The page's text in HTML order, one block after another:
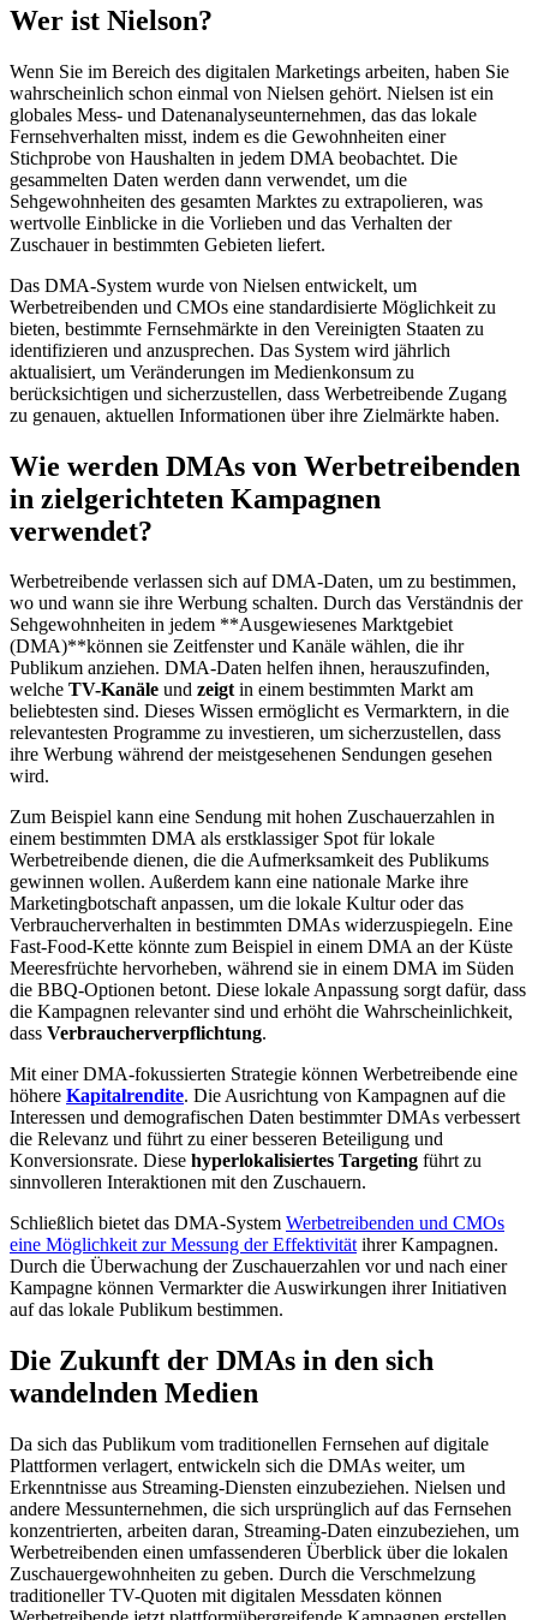
Wer ist Nielson?
Wenn Sie im Bereich des digitalen Marketings arbeiten, haben Sie
wahrscheinlich schon einmal von Nielsen gehört. Nielsen ist ein
globales Mess- und Datenanalyseunternehmen, das das lokale
Fernsehverhalten misst, indem es die Gewohnheiten einer
Stichprobe von Haushalten in jedem DMA beobachtet. Die
gesammelten Daten werden dann verwendet, um die
Sehgewohnheiten des gesamten Marktes zu extrapolieren, was
wertvolle Einblicke in die Vorlieben und das Verhalten der
Zuschauer in bestimmten Gebieten liefert.
Das DMA-System wurde von Nielsen entwickelt, um
Werbetreibenden und CMOs eine standardisierte Möglichkeit zu
bieten, bestimmte Fernsehmärkte in den Vereinigten Staaten zu
identifizieren und anzusprechen. Das System wird jährlich
aktualisiert, um Veränderungen im Medienkonsum zu
berücksichtigen und sicherzustellen, dass Werbetreibende Zugang
zu genauen, aktuellen Informationen über ihre Zielmärkte haben.
Wie werden DMAs von Werbetreibenden
in zielgerichteten Kampagnen
verwendet?
Werbetreibende verlassen sich auf DMA-Daten, um zu bestimmen,
wo und wann sie ihre Werbung schalten. Durch das Verständnis der
Sehgewohnheiten in jedem **Ausgewiesenes Marktgebiet
(DMA)**können sie Zeitfenster und Kanäle wählen, die ihr
Publikum anziehen. DMA-Daten helfen ihnen, herauszufinden,
welche TV-Kanäle und zeigtin einem bestimmten Markt am
beliebtesten sind. Dieses Wissen ermöglicht es Vermarktern, in die
relevantesten Programme zu investieren, um sicherzustellen, dass
ihre Werbung während der meistgesehenen Sendungen gesehen
wird.
Zum Beispiel kann eine Sendung mit hohen Zuschauerzahlen in
einem bestimmten DMA als erstklassiger Spot für lokale
Werbetreibende dienen, die die Aufmerksamkeit des Publikums
gewinnen wollen. Außerdem kann eine nationale Marke ihre
Marketingbotschaft anpassen, um die lokale Kultur oder das
Verbraucherverhalten in bestimmten DMAs widerzuspiegeln. Eine
Fast-Food-Kette könnte zum Beispiel in einem DMA an der Küste
Meeresfrüchte hervorheben, während sie in einem DMA im Süden
die BBQ-Optionen betont. Diese lokale Anpassung sorgt dafür, dass
die Kampagnen relevanter sind und erhöht die Wahrscheinlichkeit,
dass Verbraucherverpflichtung.
Mit einer DMA-fokussierten Strategie können Werbetreibende eine
höhere Kapitalrendite. Die Ausrichtung von Kampagnen auf die
Interessen und demografischen Daten bestimmter DMAs verbessert
die Relevanz und führt zu einer besseren Beteiligung und
Konversionsrate. Diese hyperlokalisiertes Targeting führt zu
sinnvolleren Interaktionen mit den Zuschauern.
Schließlich bietet das DMA-System Werbetreibenden und CMOs
eine Möglichkeit zur Messung der Effektivitätihrer Kampagnen.
Durch die Überwachung der Zuschauerzahlen vor und nach einer
Kampagne können Vermarkter die Auswirkungen ihrer Initiativen
auf das lokale Publikum bestimmen.
Die Zukunft der DMAs in den sich
wandelnden Medien
Da sich das Publikum vom traditionellen Fernsehen auf digitale
Plattformen verlagert, entwickeln sich die DMAs weiter, um
Erkenntnisse aus Streaming-Diensten einzubeziehen. Nielsen und
andere Messunternehmen, die sich ursprünglich auf das Fernsehen
konzentrierten, arbeiten daran, Streaming-Daten einzubeziehen, um
Werbetreibenden einen umfassenderen Überblick über die lokalen
Zuschauergewohnheiten zu geben. Durch die Verschmelzung
traditioneller TV-Quoten mit digitalen Messdaten können